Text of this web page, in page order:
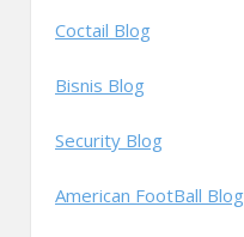
Coctail Blog
Bisnis Blog
Security Blog
American FootBall Blog